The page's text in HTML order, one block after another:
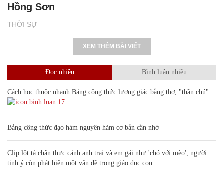
THỜI SỰ
Hồng Sơn
XEM THÊM BÀI VIẾT
Đọc nhiều Bình luận nhiều
Cách học thuộc nhanh Bảng công thức lượng giác bằng thơ, "thần chú"
17
Bảng công thức đạo hàm nguyên hàm cơ bản cần nhớ
Clip lột tả chân thực cảnh anh trai và em gái như 'chó với mèo', người
tinh ý còn phát hiện một vấn đề trong giáo dục con